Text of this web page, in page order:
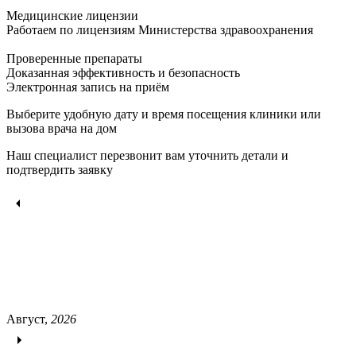
Медицинские лицензии
Работаем по лицензиям Министерства здравоохранения
Проверенные препараты
Доказанная эффективность и безопасность
Электронная запись на приём
Выберите удобную дату и время посещения клиники или
вызова врача на дом
Наш специалист перезвонит вам уточнить детали и
подтвердить заявку
Август, 2026